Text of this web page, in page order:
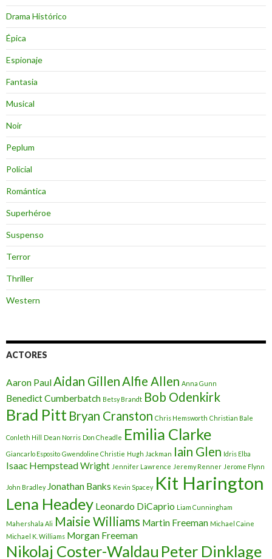
Drama Histórico
Épica
Espionaje
Fantasia
Musical
Noir
Peplum
Policial
Romántica
Superhéroe
Suspenso
Terror
Thriller
Western
ACTORES
Aaron PaulAidan GillenAlfie Allen Anna Gunn
Benedict Cumberbatch Betsy Brandt Bob Odenkirk
Brad Pitt Bryan Cranston Chris Hemsworth Christian Bale
Conleth Hill Dean Norris Don Cheadle Emilia Clarke
Giancarlo Esposito Gwendoline Christie Hugh Jackman Iain Glen Idris Elba
Isaac Hempstead Wright Jennifer Lawrence Jeremy Renner Jerome Flynn
John Bradley Jonathan Banks Kevin Spacey Kit Harington
Lena Headey Leonardo DiCaprio Liam Cunningham
Mahershala Ali Maisie Williams Martin Freeman Michael Caine
Michael K. Williams Morgan Freeman
Nikolaj Coster-Waldau Peter Dinklage